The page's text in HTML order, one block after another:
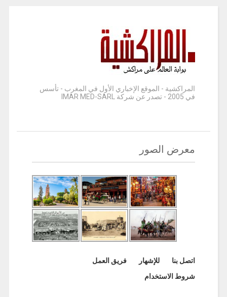
المراكشية - الموقع الإخباري الأول في المغرب - تأسس
في 2005 - تصدر عن شركة IMAR MED-SARL
معرض الصور
اتصل بنا للإشهار
فريق العمل
شروط الاستخدام